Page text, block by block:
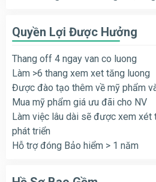
Quyền Lợi Được Hưởng
Thang off 4 ngay van co luong
Làm >6 thang xem xet tăng luong
Được đào tạo thêm về mỹ phẩm
Mua mỹ phẩm giá ưu đãi cho NV
Làm việc lâu dài sẽ được xem
phát triển
Hỗ trợ đóng Bảo hiểm > 1 năm